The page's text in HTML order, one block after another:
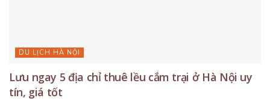
DU LỊCH HÀ NỘI
Lưu ngay 5 địa chỉ thuê lều cắm trại ở Hà Nội uy
tín, giá tốt